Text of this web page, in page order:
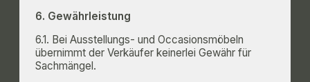
6. Gewährleistung
6.1. Bei Ausstellungs- und Occasionsmöbeln
übernimmt der Verkäufer keinerlei Gewähr für
Sachmängel.